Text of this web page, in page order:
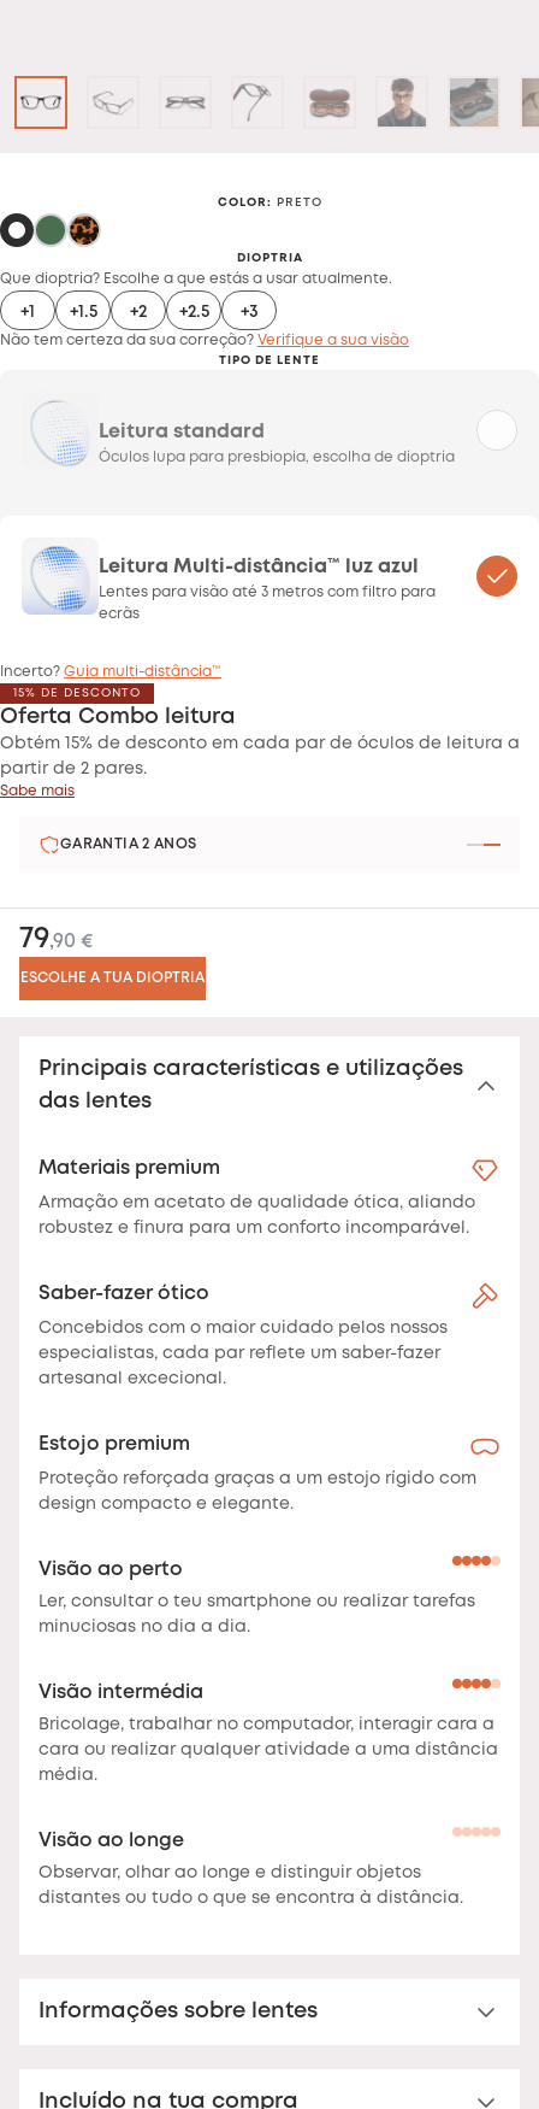
Principais características e utilizações
das lentes
Materiais premium
Armação em acetato de qualidade ótica, aliando
robustez e finura para um conforto incomparável.
Saber-fazer ótico
Concebidos com o maior cuidado pelos nossos
especialistas, cada par reflete um saber-fazer
artesanal excecional.
Estojo premium
Proteção reforçada graças a um estojo rígido com
design compacto e elegante.
Visão ao perto
Ler, consultar o teu smartphone ou realizar tarefas
minuciosas no dia a dia.
Visão intermédia
Bricolage, trabalhar no computador, interagir cara a
cara ou realizar qualquer atividade a uma distância
média.
Visão ao longe
Observar, olhar ao longe e distinguir objetos
distantes ou tudo o que se encontra à distância.
Informações sobre lentes
Lente de leitura Multi-distância™ em acrílico. Para
Incluído na tua compra
COLOR : PRETO
DIOPTRIA
Que dioptria? Escolhe a que estás a usar atualmente.
+1 +1.5 +2 +2.5 +3
Não tem certeza da sua correção? Verifique a sua visão
TIPO DE LENTE
Leitura standard
Óculos lupa para presbiopia, escolha de dioptria
Leitura Multi-distância™ luz azul
Lentes para visão até 3 metros com filtro para
ecrãs
Incerto? Guia multi-distância™
15% DE DESCONTO
Oferta Combo leitura
Obtém 15% de desconto em cada par de óculos de leitura a
partir de 2 pares.
Sabe mais
79,90 €
ESCOLHE A TUA DIOPTRIA